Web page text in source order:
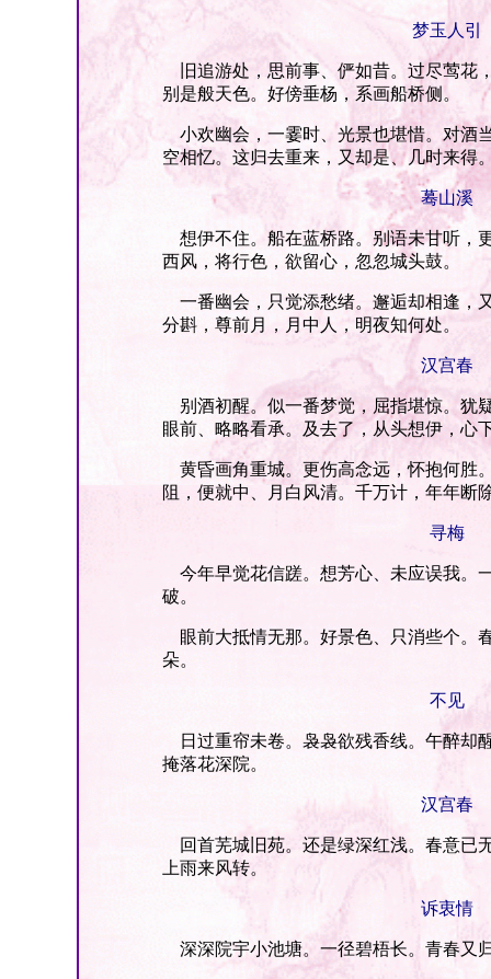
梦玉人引
旧追游处，思前事、俨如昔。过尽莺花
别是般天色。好傍垂杨，系画船桥侧。
小欢幽会，一霎时、光景也堪惜。对酒
空相忆。这归去重来，又却是、几时来得
蓦山溪
想伊不住。船在蓝桥路。别语未甘听，
西风，将行色，欲留心，忽忽城头鼓。
一番幽会，只觉添愁绪。邂逅却相逢，
分斟，尊前月，月中人，明夜知何处。
汉宫春
别酒初醒。似一番梦觉，屈指堪惊。犹
眼前、略略看承。及去了，从头想伊，心
黄昏画角重城。更伤高念远，怀抱何胜
阻，便就中、月白风清。千万计，年年断
寻梅
今年早觉花信蹉。想芳心、未应误我。
破。
眼前大抵情无那。好景色、只消些个。
朵。
不见
日过重帘未卷。袅袅欲残香线。午醉却
掩落花深院。
汉宫春
回首芜城旧苑。还是绿深红浅。春意已
上雨来风转。
诉衷情
深深院宇小池塘。一径碧梧长。青春又